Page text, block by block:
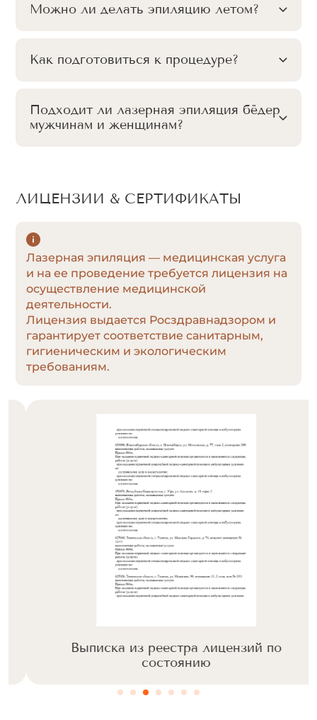
Можно ли делать эпиляцию летом?
Как подготовиться к процедуре?
Подходит ли лазерная эпиляция бёдер
мужчинам и женщинам?
ЛИЦЕНЗИИ & СЕРТИФИКАТЫ
Лазерная эпиляция — медицинская услуга
и на ее проведение требуется лицензия на
осуществление медицинской
деятельности.
Лицензия выдается Росздравнадзором и
гарантирует соответствие санитарным,
гигиеническим и экологическим
требованиям.
Выписка из реестра лицензий по
состоянию